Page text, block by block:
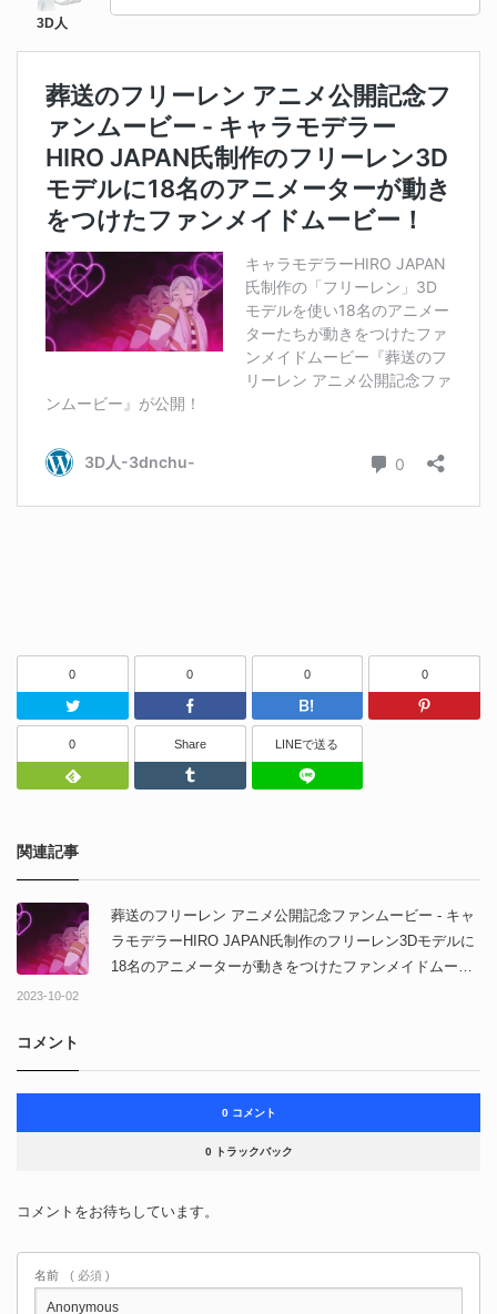
0
Twitter
0
Facebook
0
はてなブッ
0
0
Feedly
Share
Tumblr
LINEで送る
関連記事
葬送のフリーレン アニメ公開記念ファンムービー - キャ
ラモデラーHIRO JAPAN氏制作のフリーレン3Dモデルに
18名のアニメーターが動きをつけたファンメイドムービ
2023-10-02
コメント
0 コメント
0 トラックバック
コメントをお待ちしています。
名前 ( 必須 )